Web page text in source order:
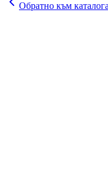
Обратно към каталога